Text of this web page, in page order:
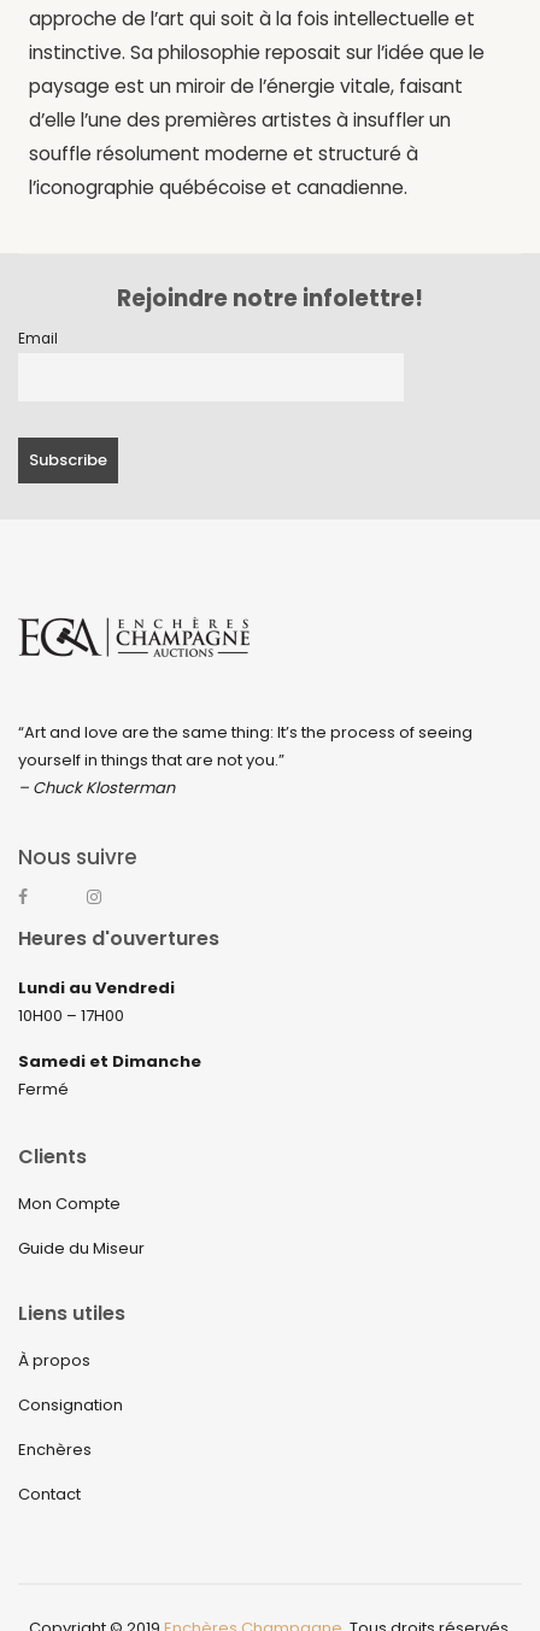
approche de l’art qui soit à la fois intellectuelle et
instinctive. Sa philosophie reposait sur l’idée que le
paysage est un miroir de l’énergie vitale, faisant
d’elle l’une des premières artistes à insuffler un
souffle résolument moderne et structuré à
l’iconographie québécoise et canadienne.
Rejoindre notre infolettre!
Email
“Art and love are the same thing: It’s the process of seeing
yourself in things that are not you.”
– Chuck Klosterman
Nous suivre
Heures d'ouvertures
Lundi au Vendredi
10H00 – 17H00
Samedi et Dimanche
Fermé
Clients
Mon Compte
Guide du Miseur
Liens utiles
À propos
Consignation
Enchères
Contact